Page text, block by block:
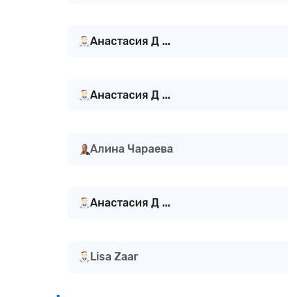
Анастасия Д ...
Анастасия Д ...
Алина Чараева
Анастасия Д ...
Lisa Zaar